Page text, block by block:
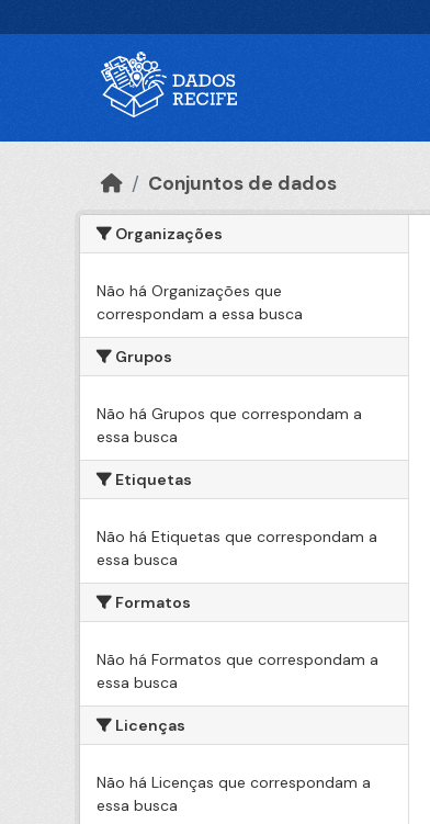
Conjuntos de dados
Organizações
Não há Organizações que
correspondam a essa busca
Grupos
Não há Grupos que correspondam a
essa busca
Etiquetas
Não há Etiquetas que correspondam a
essa busca
Formatos
Não há Formatos que correspondam a
essa busca
Licenças
Não há Licenças que correspondam a
essa busca